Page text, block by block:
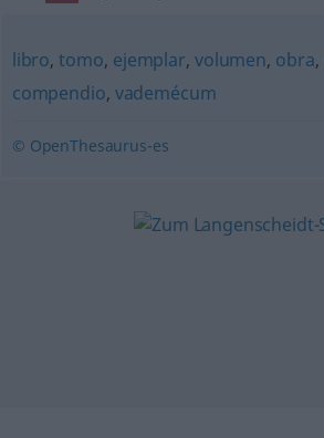
libro,tomo, ejemplar,volumen, obra,
compendio, vademécum
© OpenThesaurus-es